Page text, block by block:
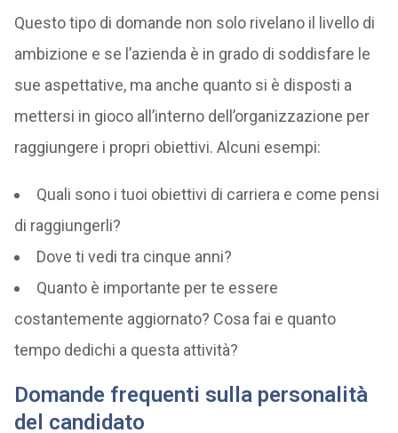
Questo tipo di domande non solo rivelano il livello di
ambizione e se l’azienda è in grado di soddisfare le
sue aspettative, ma anche quanto si è disposti a
mettersi in gioco all’interno dell’organizzazione per
raggiungere i propri obiettivi. Alcuni esempi:
Quali sono i tuoi obiettivi di carriera e come pensi
di raggiungerli?
Dove ti vedi tra cinque anni?
Quanto è importante per te essere
costantemente aggiornato? Cosa fai e quanto
tempo dedichi a questa attività?
Domande frequenti sulla personalità
del candidato